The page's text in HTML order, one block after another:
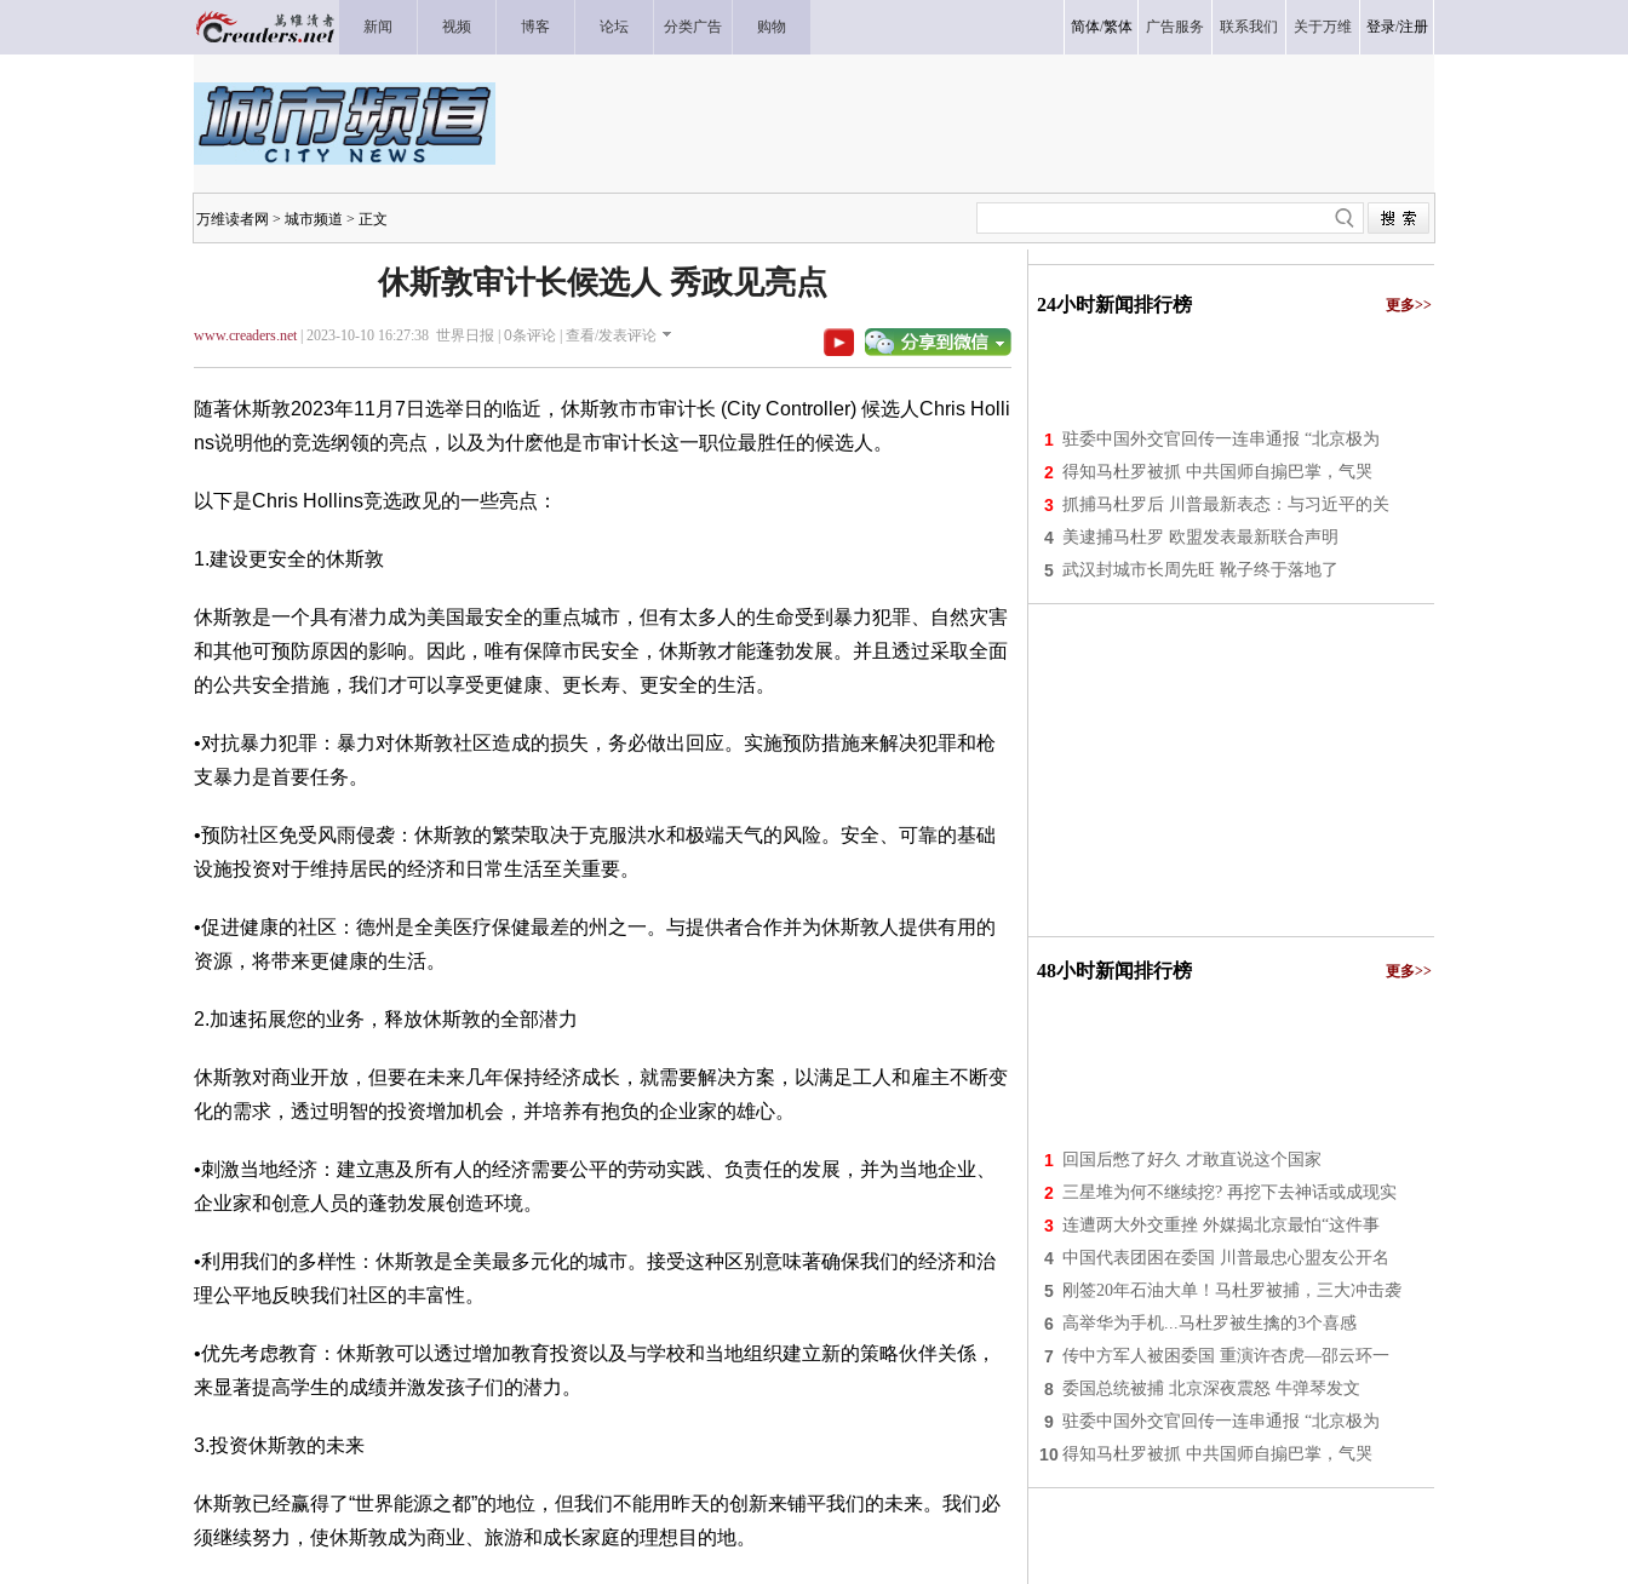
新闻 视频 博客 论坛 分类广告 购物 简体/繁体 广告服务 联系我们 关于万维 登录/注册
万维读者网 > 城市频道 > 正文
休斯敦审计长候选人 秀政见亮点
www.creaders.net| 2023-10-10 16:27:38 世界日报 | 0条评论 | 查看/发表评论
随著休斯敦2023年11月7日选举日的临近，休斯敦市市审计长 (City Controller) 候选人Chris Holli
ns说明他的竞选纲领的亮点，以及为什麽他是市审计长这一职位最胜任的候选人。
以下是Chris Hollins竞选政见的一些亮点：
1.建设更安全的休斯敦
休斯敦是一个具有潜力成为美国最安全的重点城市，但有太多人的生命受到暴力犯罪、自然灾害
和其他可预防原因的影响。因此，唯有保障市民安全，休斯敦才能蓬勃发展。并且透过采取全面
的公共安全措施，我们才可以享受更健康、更长寿、更安全的生活。
•对抗暴力犯罪：暴力对休斯敦社区造成的损失，务必做出回应。实施预防措施来解决犯罪和枪
支暴力是首要任务。
•预防社区免受风雨侵袭：休斯敦的繁荣取决于克服洪水和极端天气的风险。安全、可靠的基础
设施投资对于维持居民的经济和日常生活至关重要。
•促进健康的社区：德州是全美医疗保健最差的州之一。与提供者合作并为休斯敦人提供有用的
资源，将带来更健康的生活。
2.加速拓展您的业务，释放休斯敦的全部潜力
休斯敦对商业开放，但要在未来几年保持经济成长，就需要解决方案，以满足工人和雇主不断变
化的需求，透过明智的投资增加机会，并培养有抱负的企业家的雄心。
•刺激当地经济：建立惠及所有人的经济需要公平的劳动实践、负责任的发展，并为当地企业、
企业家和创意人员的蓬勃发展创造环境。
•利用我们的多样性：休斯敦是全美最多元化的城市。接受这种区别意味著确保我们的经济和治
理公平地反映我们社区的丰富性。
•优先考虑教育：休斯敦可以透过增加教育投资以及与学校和当地组织建立新的策略伙伴关係，
来显著提高学生的成绩并激发孩子们的潜力。
3.投资休斯敦的未来
休斯敦已经赢得了“世界能源之都”的地位，但我们不能用昨天的创新来铺平我们的未来。我们必
须继续努力，使休斯敦成为商业、旅游和成长家庭的理想目的地。
24小时新闻排行榜 更多>>
1 驻委中国外交官回传一连串通报 “北京极为
2 得知马杜罗被抓 中共国师自搧巴掌，气哭
3 抓捕马杜罗后 川普最新表态：与习近平的关
4 美逮捕马杜罗 欧盟发表最新联合声明
5 武汉封城市长周先旺 靴子终于落地了
48小时新闻排行榜 更多>>
1 回国后憋了好久 才敢直说这个国家
2 三星堆为何不继续挖? 再挖下去神话或成现实
3 连遭两大外交重挫 外媒揭北京最怕“这件事
4 中国代表团困在委国 川普最忠心盟友公开名
5 刚签20年石油大单！马杜罗被捕，三大冲击袭
6 高举华为手机...马杜罗被生擒的3个喜感
7 传中方军人被困委国 重演许杏虎—邵云环一
8 委国总统被捕 北京深夜震怒 牛弹琴发文
9 驻委中国外交官回传一连串通报 “北京极为
10 得知马杜罗被抓 中共国师自搧巴掌，气哭